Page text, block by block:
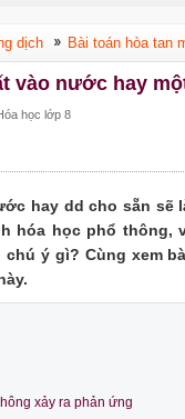
dịch Bài toán hòa tan
vào nước hay
học lớp 8
hay dd cho sẵn
hóa học phổ thông,
ý gì? Cùng xem
xảy ra phản ứng